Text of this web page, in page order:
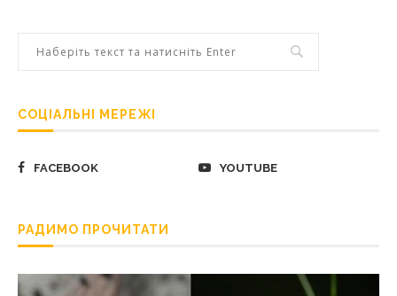
СОЦІАЛЬНІ МЕРЕЖІ
FACEBOOK YOUTUBE
РАДИМО ПРОЧИТАТИ